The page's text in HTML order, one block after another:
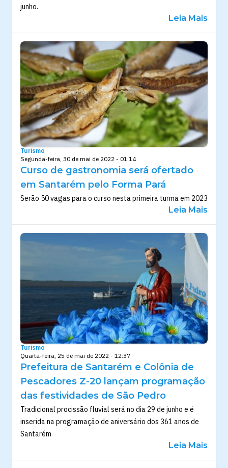
junho.
Leia Mais
Turismo
Segunda-feira, 30 de mai de 2022 - 01:14
Curso de gastronomia será ofertado
em Santarém pelo Forma Pará
Serão 50 vagas para o curso nesta primeira turma em 2023
Leia Mais
Turismo
Quarta-feira, 25 de mai de 2022 - 12:37
Prefeitura de Santarém e Colônia de
Pescadores Z-20 lançam programação
das festividades de São Pedro
Tradicional procissão fluvial será no dia 29 de junho e é
inserida na programação de aniversário dos 361 anos de
Santarém
Leia Mais